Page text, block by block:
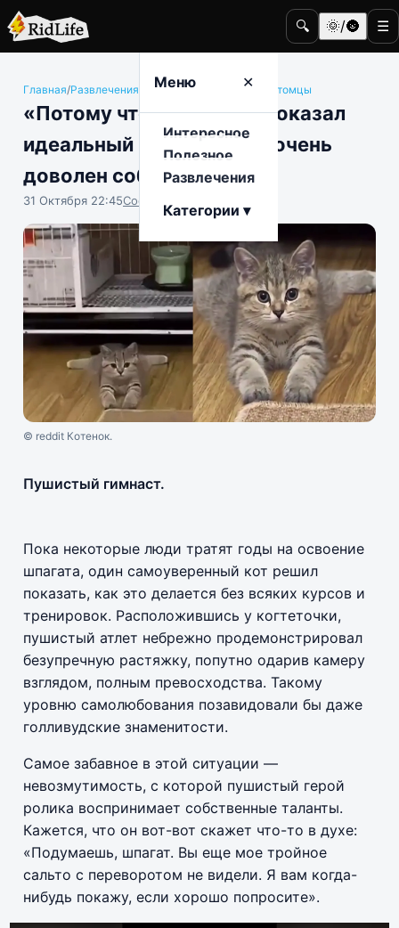
🔍 🌞/🌚 ☰
Меню ✕
Интересное
Полезное
Развлечения
Категории ▾
Главная/Развлечения Животные и домашние питомцы
«Потому что могу»: кот показал
идеальный шпагат и был очень
доволен собой
31 Октября 22:45София Насыпова
© reddit Котенок.
Пушистый гимнаст.
Пока некоторые люди тратят годы на освоение
шпагата, один самоуверенный кот решил
показать, как это делается без всяких курсов и
тренировок. Расположившись у когтеточки,
пушистый атлет небрежно продемонстрировал
безупречную растяжку, попутно одарив камеру
взглядом, полным превосходства. Такому
уровню самолюбования позавидовали бы даже
голливудские знаменитости.
Самое забавное в этой ситуации —
невозмутимость, с которой пушистый герой
ролика воспринимает собственные таланты.
Кажется, что он вот-вот скажет что-то в духе:
«Подумаешь, шпагат. Вы еще мое тройное
сальто с переворотом не видели. Я вам когда-
нибудь покажу, если хорошо попросите».